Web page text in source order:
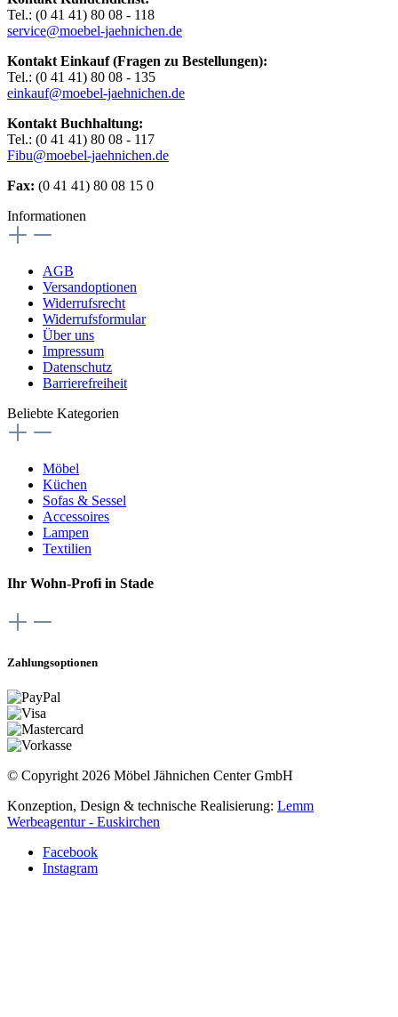
Tel.: (0 41 41) 80 08 - 118
service@moebel-jaehnichen.de
Kontakt Einkauf (Fragen zu Bestellungen):
Tel.: (0 41 41) 80 08 - 135
einkauf@moebel-jaehnichen.de
Kontakt Buchhaltung:
Tel.: (0 41 41) 80 08 - 117
Fibu@moebel-jaehnichen.de
Fax: (0 41 41) 80 08 15 0
Informationen
AGB
Versandoptionen
Widerrufsrecht
Widerrufsformular
Über uns
Impressum
Datenschutz
Barrierefreiheit
Beliebte Kategorien
Möbel
Küchen
Sofas & Sessel
Accessoires
Lampen
Textilien
Ihr Wohn-Profi in Stade
Zahlungsoptionen
© Copyright 2026 Möbel Jähnichen Center GmbH
Konzeption, Design & technische Realisierung: Lemm
Werbeagentur - Euskirchen
Facebook
Instagram